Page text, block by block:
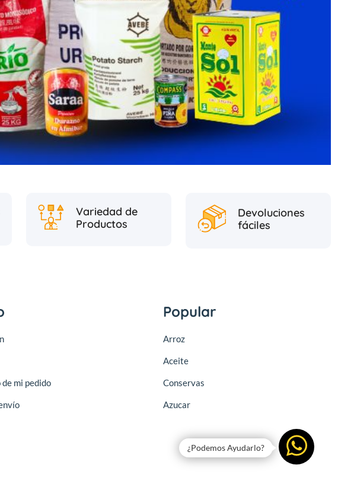
Variedad de
Productos
Devoluciones
fáciles
mi pedido
Popular
Arroz
Aceite
Conservas
Azucar
¿Podemos Ayudarlo?